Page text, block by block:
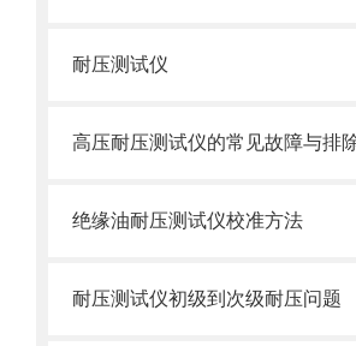
耐压测试仪
高压耐压测试仪的常见故障与排
绝缘油耐压测试仪校准方法
耐压测试仪初级到次级耐压问题